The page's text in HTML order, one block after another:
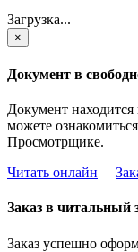
Загрузка...
×
Документ в
Документ
можете
Просмотрщике.
Читать онлайн
Заказ в читальный
Заказ успешно